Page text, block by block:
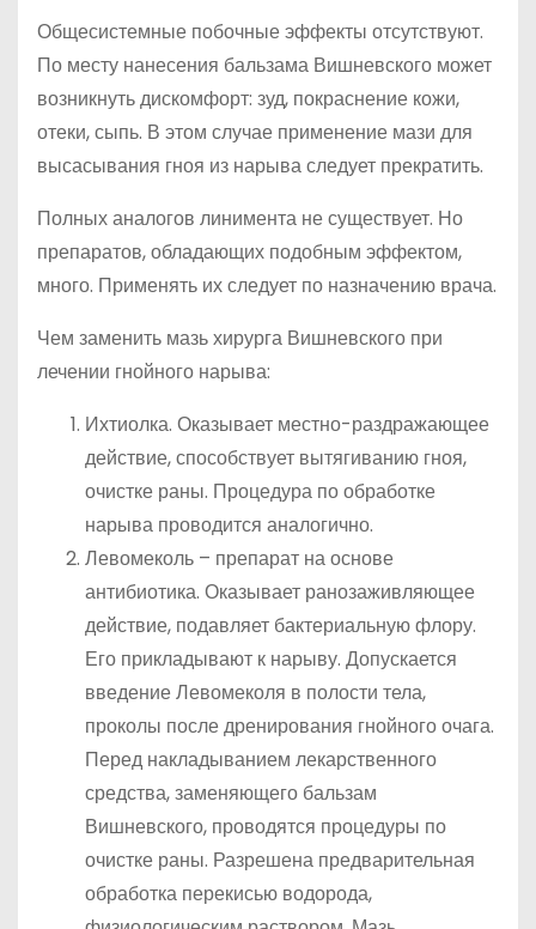
Общесистемные побочные эффекты отсутствуют.
По месту нанесения бальзама Вишневского может
возникнуть дискомфорт: зуд, покраснение кожи,
отеки, сыпь. В этом случае применение мази для
высасывания гноя из нарыва следует прекратить.
Полных аналогов линимента не существует. Но
препаратов, обладающих подобным эффектом,
много. Применять их следует по назначению врача.
Чем заменить мазь хирурга Вишневского при
лечении гнойного нарыва:
Ихтиолка. Оказывает местно-раздражающее
действие, способствует вытягиванию гноя,
очистке раны. Процедура по обработке
нарыва проводится аналогично.
Левомеколь – препарат на основе
антибиотика. Оказывает ранозаживляющее
действие, подавляет бактериальную флору.
Его прикладывают к нарыву. Допускается
введение Левомеколя в полости тела,
проколы после дренирования гнойного очага.
Перед накладыванием лекарственного
средства, заменяющего бальзам
Вишневского, проводятся процедуры по
очистке раны. Разрешена предварительная
обработка перекисью водорода,